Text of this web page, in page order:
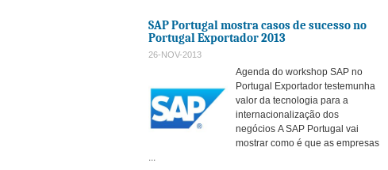
SAP Portugal mostra casos de sucesso no
Portugal Exportador 2013
26-NOV-2013
Agenda do workshop SAP no
Portugal Exportador testemunha
valor da tecnologia para a
internacionalização dos
negócios A SAP Portugal vai
mostrar como é que as empresas
...